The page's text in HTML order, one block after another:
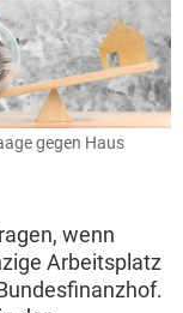
gegen Haus
wenn
Arbeitsplatz